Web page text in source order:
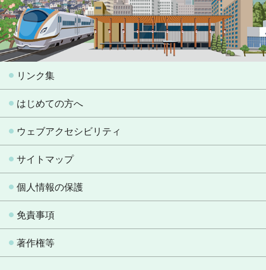
リンク集
はじめての方へ
ウェブアクセシビリティ
サイトマップ
個人情報の保護
免責事項
著作権等